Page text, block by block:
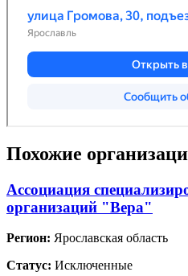
Похожие
Ассоциация
организаций "Вера"
Регион: Ярославская область
Статус: Исключенные